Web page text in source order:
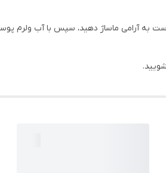
به آرامی ماساژ دهید، سپس با آب ولرم